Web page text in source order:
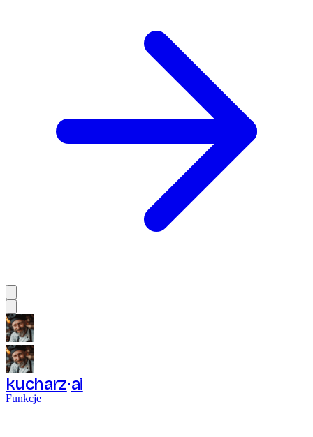
kucharz ai
Funkcje